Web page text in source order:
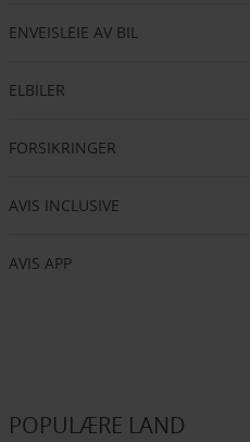
ENVEISLEIE AV BIL
ELBILER
FORSIKRINGER
AVIS INCLUSIVE
AVIS APP
POPULÆRE LAND